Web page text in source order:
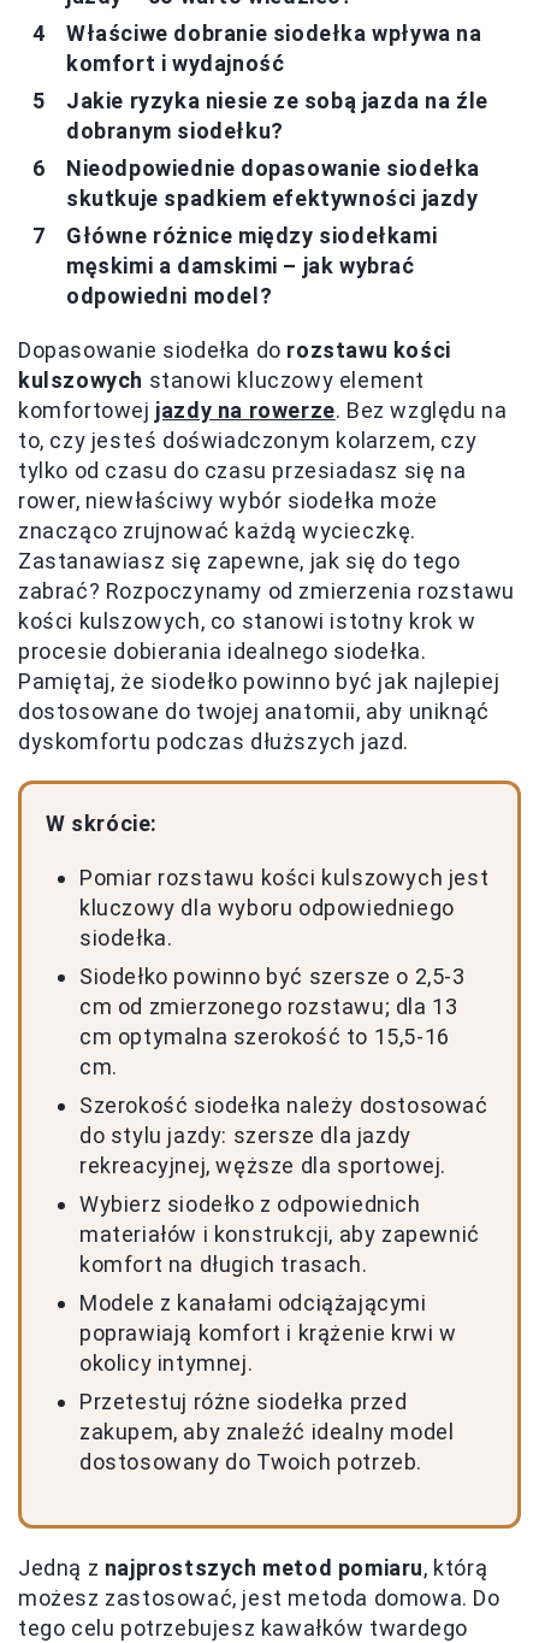
Właściwe dobranie siodełka wpływa na
komfort i wydajność
Jakie ryzyka niesie ze sobą jazda na źle
dobranym siodełku?
Nieodpowiednie dopasowanie siodełka
skutkuje spadkiem efektywności jazdy
Główne różnice między siodełkami
męskimi a damskimi – jak wybrać
odpowiedni model?
Dopasowanie siodełka do rozstawu kości
kulszowych stanowi kluczowy element
komfortowej jazdy na rowerze. Bez względu na
to, czy jesteś doświadczonym kolarzem, czy
tylko od czasu do czasu przesiadasz się na
rower, niewłaściwy wybór siodełka może
znacząco zrujnować każdą wycieczkę.
Zastanawiasz się zapewne, jak się do tego
zabrać? Rozpoczynamy od zmierzenia rozstawu
kości kulszowych, co stanowi istotny krok w
procesie dobierania idealnego siodełka.
Pamiętaj, że siodełko powinno być jak najlepiej
dostosowane do twojej anatomii, aby uniknąć
dyskomfortu podczas dłuższych jazd.
W skrócie:
Pomiar rozstawu kości kulszowych jest
kluczowy dla wyboru odpowiedniego
siodełka.
Siodełko powinno być szersze o 2,5-3
cm od zmierzonego rozstawu; dla 13
cm optymalna szerokość to 15,5-16
cm.
Szerokość siodełka należy dostosować
do stylu jazdy: szersze dla jazdy
rekreacyjnej, węższe dla sportowej.
Wybierz siodełko z odpowiednich
materiałów i konstrukcji, aby zapewnić
komfort na długich trasach.
Modele z kanałami odciążającymi
poprawiają komfort i krążenie krwi w
okolicy intymnej.
Przetestuj różne siodełka przed
zakupem, aby znaleźć idealny model
dostosowany do Twoich potrzeb.
Jedną z najprostszych metod pomiaru, którą
możesz zastosować, jest metoda domowa. Do
tego celu potrzebujesz kawałków twardego